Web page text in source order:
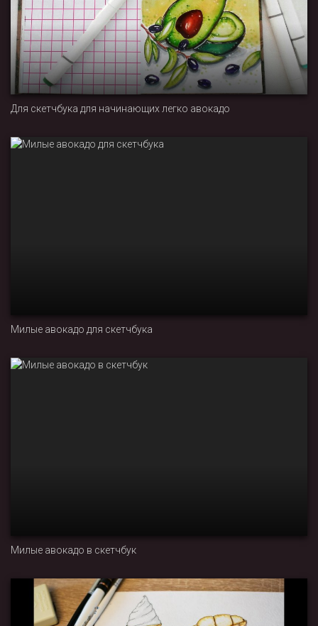
Для скетчбука для начинающих легко авокадо
Милые авокадо для скетчбука
Милые авокадо в скетчбук